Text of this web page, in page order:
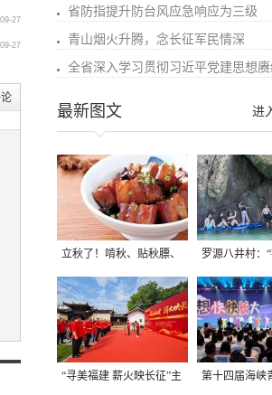
27
27
省防指提升防台风应急响应为三级
青山烟火升腾，念长征军民情深
全省深入学习贯彻习近平党建思想
进
最新图文
立秋了！啃秋、贴秋膘、
晒秋，福建人这样过才够
味→
罗源八井村：
“寻美福建 薪火映长征”主 第十四届海峡